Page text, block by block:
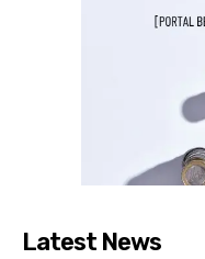
Latest News